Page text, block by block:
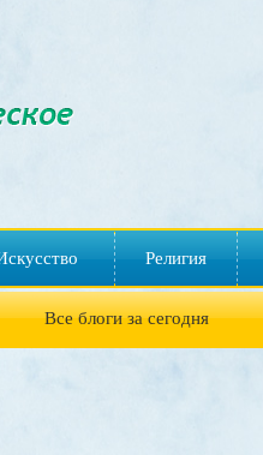
Религия
Все блоги за сегодня